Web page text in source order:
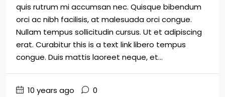
quis rutrum mi accumsan nec. Quisque bibendum
orci ac nibh facilisis, at malesuada orci congue.
Nullam tempus sollicitudin cursus. Ut et adipiscing
erat. Curabitur this is a text link libero tempus
congue. Duis mattis laoreet neque, et...
10 years ago 0